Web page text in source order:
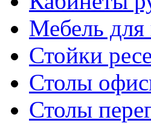
Мебель для
Стойки
Столы
Столы